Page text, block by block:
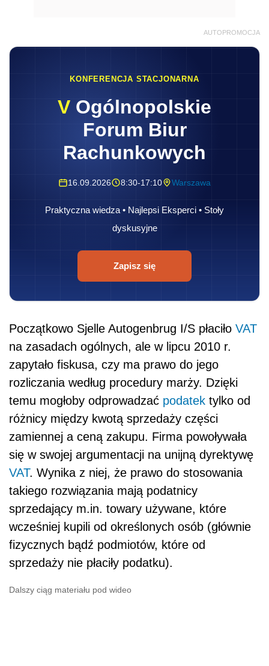
AUTOPROMOCJA
KONFERENCJA STACJONARNA
V Ogólnopolskie
Forum Biur
Rachunkowych
16.09.2026 8:30-17:10 Warszawa
Praktyczna wiedza • Najlepsi Eksperci • Stoły
dyskusyjne
Zapisz się
Początkowo Sjelle Autogenbrug I/S płaciło VAT
na zasadach ogólnych, ale w lipcu 2010 r.
zapytało fiskusa, czy ma prawo do jego
rozliczania według procedury marży. Dzięki
temu mogłoby odprowadzać podatek tylko od
różnicy między kwotą sprzedaży części
zamiennej a ceną zakupu. Firma powoływała
się w swojej argumentacji na unijną dyrektywę
VAT. Wynika z niej, że prawo do stosowania
takiego rozwiązania mają podatnicy
sprzedający m.in. towary używane, które
wcześniej kupili od określonych osób (głównie
fizycznych bądź podmiotów, które od
sprzedaży nie płaciły podatku).
Dalszy ciąg materiału pod wideo